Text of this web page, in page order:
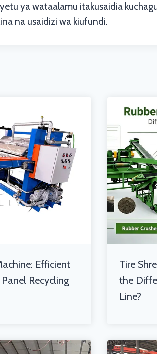
ya wataalamu itakusaidia
na usaidizi wa kiufundi.
Efficient
Recycling
Tire
the
Line?